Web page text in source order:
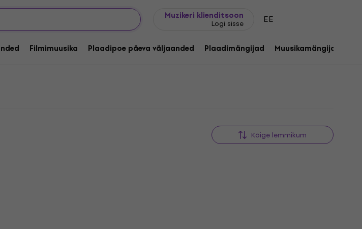
Muzikeri klienditsoon
Logi sisse EE
Filmimuusika Plaadipoe päeva väljaanded Plaadimängijad Muusikamängijad
Kõige lemmikum